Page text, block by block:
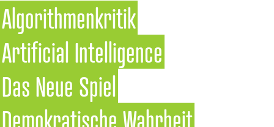
Algorithmenkritik
Artificial Intelligence
Das Neue Spiel
Demokratische Wahrheit